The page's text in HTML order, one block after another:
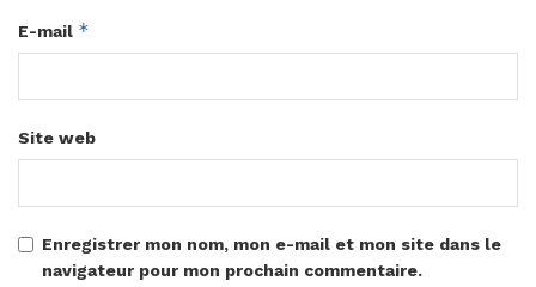
E-mail *
Site web
Enregistrer mon nom, mon e-mail et mon site dans le
navigateur pour mon prochain commentaire.